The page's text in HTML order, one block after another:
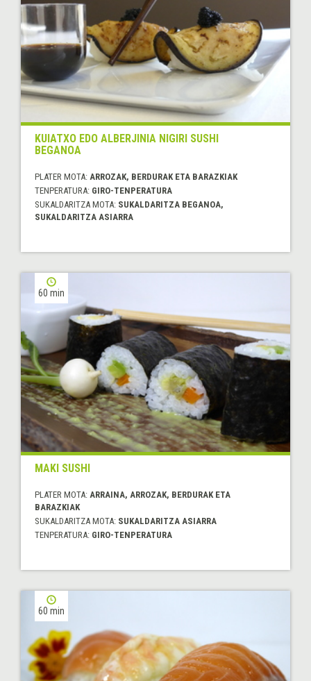
KUIATXO EDO ALBERJINIA NIGIRI SUSHI
BEGANOA
PLATER MOTA: ARROZAK, BERDURAK ETA BARAZKIAK
TENPERATURA: GIRO-TENPERATURA
SUKALDARITZA MOTA: SUKALDARITZA BEGANOA,
SUKALDARITZA ASIARRA
60 min
MAKI SUSHI
PLATER MOTA: ARRAINA, ARROZAK, BERDURAK ETA
BARAZKIAK
SUKALDARITZA MOTA: SUKALDARITZA ASIARRA
TENPERATURA: GIRO-TENPERATURA
60 min